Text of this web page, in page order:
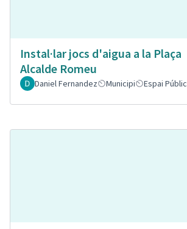
Instal·lar jocs d'aigua a la Plaça
Alcalde Romeu
Daniel Fernandez Municipi Espai Públic